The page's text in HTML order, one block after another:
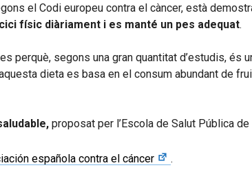
el Codi europeu contra el càncer, està
físic diàriament i es manté un pes adequat.
segons una gran quantitat d’estudis, és
dieta es basa en el consum abundant de
proposat per l’Escola de Salut Pública de
española contra el cáncer .